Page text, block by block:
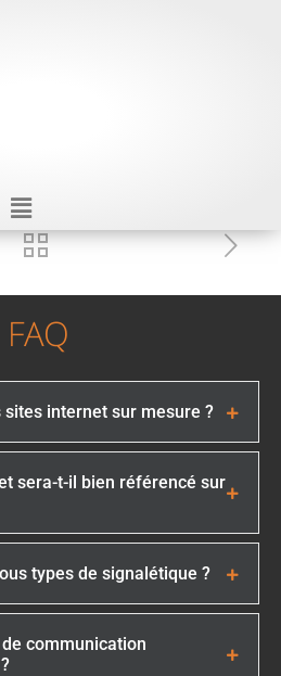
FAQ
sites internet sur mesure ?
sera-t-il bien référencé sur
types de signalétique ?
communication